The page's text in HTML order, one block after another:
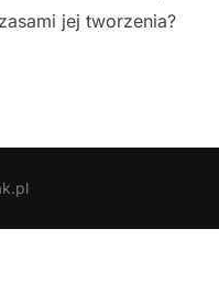
jej tworzenia?